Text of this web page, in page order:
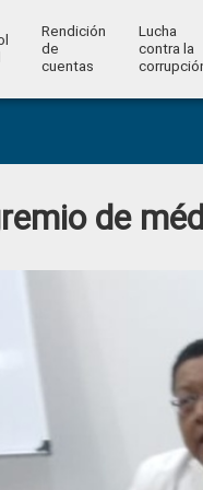
Rendición
de
cuentas
Lucha
contra la
de